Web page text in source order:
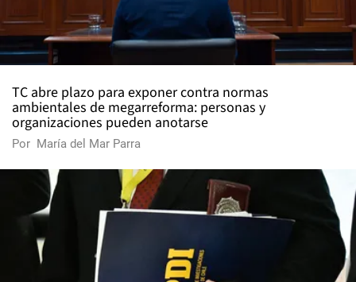
TC abre plazo para exponer contra normas
ambientales de megarreforma: personas y
organizaciones pueden anotarse
Por María del Mar Parra